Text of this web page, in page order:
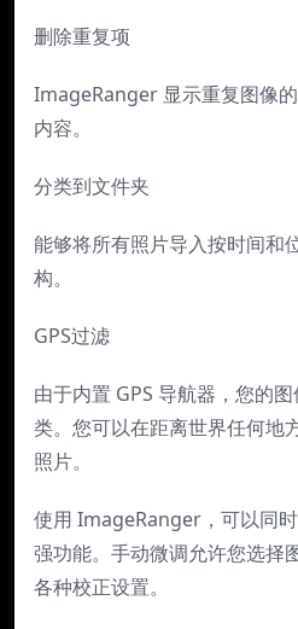
删除重复项
ImageRanger 显示重复图像
内容。
分类到文件夹
能够将所有照片导入按时间和
构。
GPS过滤
由于内置 GPS 导航器，您的
类。您可以在距离世界任何地
照片。
使用 ImageRanger，可以同
强功能。手动微调允许您选择
各种校正设置。